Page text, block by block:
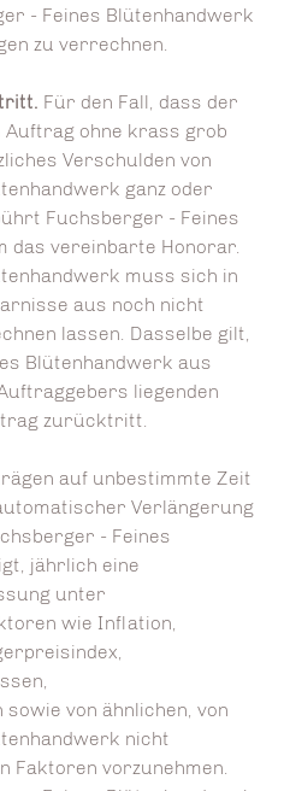
- Feines Blütenhandwerk
zu verrechnen.
Für den Fall, dass der
ohne krass grob
Verschulden von
ganz oder
Fuchsberger - Feines
das vereinbarte Honorar.
muss sich in
aus noch nicht
lassen. Dasselbe gilt,
Blütenhandwerk aus
liegenden
zurücktritt.
auf unbestimmte Zeit
Verlängerung
- Feines
jährlich eine
unter
wie Inflation,
von ähnlichen, von
nicht
Faktoren vorzunehmen.